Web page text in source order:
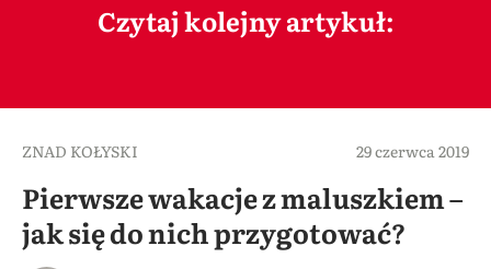
Czytaj kolejny artykuł:
ZNAD KOŁYSKI 29 czerwca 2019
Pierwsze wakacje z maluszkiem –
jak się do nich przygotować?